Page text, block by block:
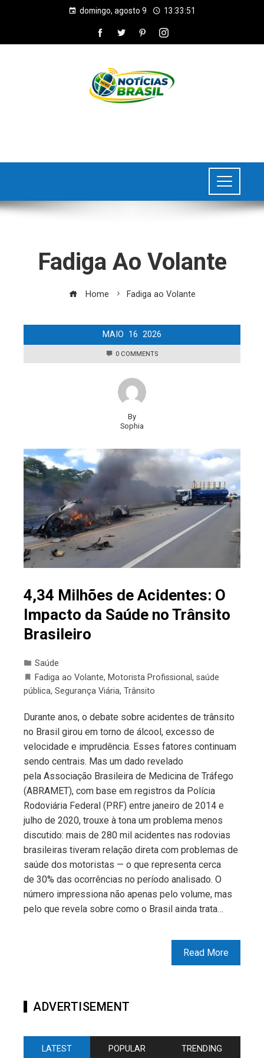
domingo, agosto 9 13:33:51
Fadiga Ao Volante
Home Fadiga ao Volante
MAIO 16 2026
0 COMMENTS
By
Sophia
4,34 Milhões de Acidentes: O
Impacto da Saúde no Trânsito
Brasileiro
Saúde
Fadiga ao Volante, Motorista Profissional, saúde
pública, Segurança Viária, Trânsito
Durante anos, o debate sobre acidentes de trânsito
no Brasil girou em torno de álcool, excesso de
velocidade e imprudência. Esses fatores continuam
sendo centrais. Mas um dado revelado
pela Associação Brasileira de Medicina de Tráfego
(ABRAMET), com base em registros da Polícia
Rodoviária Federal (PRF) entre janeiro de 2014 e
julho de 2020, trouxe à tona um problema menos
discutido: mais de 280 mil acidentes nas rodovias
brasileiras tiveram relação direta com problemas de
saúde dos motoristas — o que representa cerca
de 30% das ocorrências no período analisado. O
número impressiona não apenas pelo volume, mas
pelo que revela sobre como o Brasil ainda trata…
Read More
ADVERTISEMENT
LATEST POPULAR TRENDING